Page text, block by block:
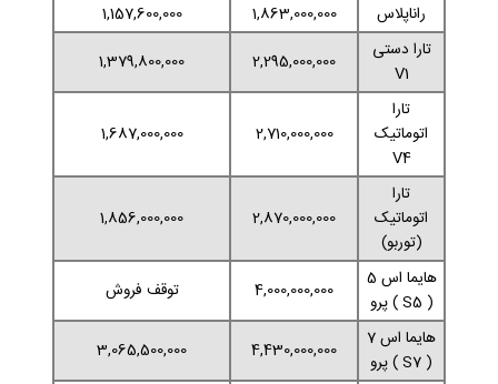
راناپلاس 1,863,000,000
1,157,600,000
تارا دستی
V1
2,295,000,000
1,379,800,000
تارا
اتوماتیک
V4
2,710,000,000
1,687,000,000
تارا
اتوماتیک
(توربو)
2,870,000,000
1,856,000,000
هایما اس 5
( S5 ) پرو
4,000,000,000
توقف فروش
هایما اس 7
( S7 ) پرو
4,430,000,000
3,065,500,000